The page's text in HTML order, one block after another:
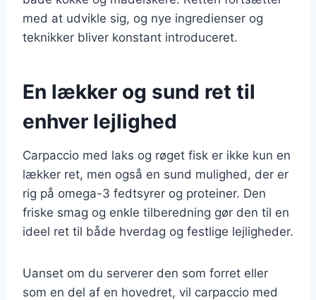
med at udvikle sig, og nye ingredienser og
teknikker bliver konstant introduceret.
En lækker og sund ret til
enhver lejlighed
Carpaccio med laks og røget fisk er ikke kun en
lækker ret, men også en sund mulighed, der er
rig på omega-3 fedtsyrer og proteiner. Den
friske smag og enkle tilberedning gør den til en
ideel ret til både hverdag og festlige lejligheder.
Uanset om du serverer den som forret eller
som en del af en hovedret, vil carpaccio med